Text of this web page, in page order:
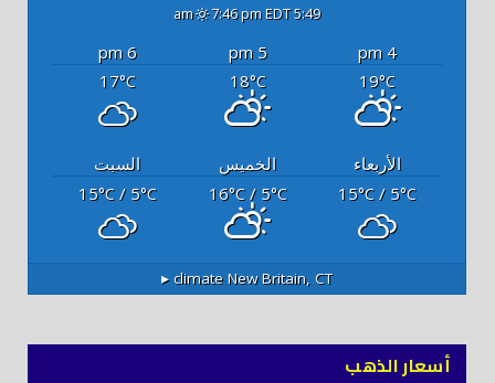
5:49 am
7:46 pm EDT
4 pm
5 pm
6 pm
19°C
18°C
17°C
الأربعاء الخميس
السبت
15°C / 5°C
16°C/ 5°C
15°C/ 5°C
New Britain, CT
أسعار الذهب